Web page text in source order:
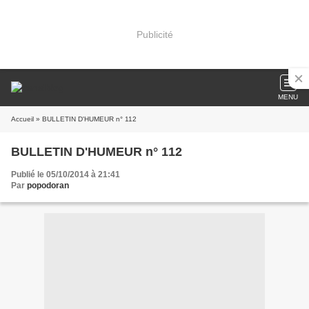
Publicité
MENU
Accueil » BULLETIN D'HUMEUR n° 112
BULLETIN D'HUMEUR n° 112
Publié le 05/10/2014 à 21:41
Par popodoran